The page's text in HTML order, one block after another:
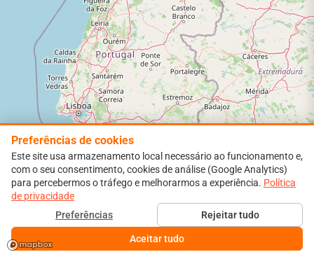
Leaflet|Map data © OpenStreetMapcontributors,
Patrocinado porOfficelanPTServidorMapbox
Preferências de cookies
Este site usa armazenamento local necessário ao funcionamento e,
com o seu consentimento, cookies de análise (Google Analytics)
para percebermos o tráfego e melhorarmos a experiência. Política
de privacidade
Preferências
Rejeitar tudo
Aceitar tudo